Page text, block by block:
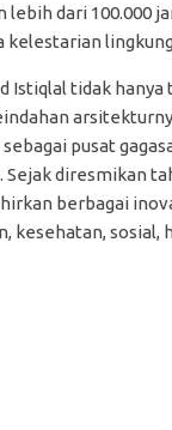
lebih dari 100.000
kelestarian
Istiqlal tidak
pusat
Sejak diresmikan
berbagai
kesehatan, sosial,